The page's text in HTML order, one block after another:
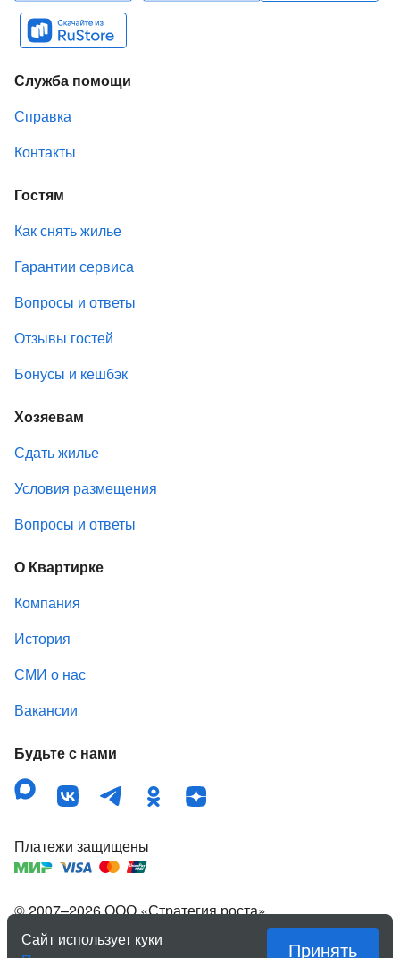
Служба помощи
Справка
Контакты
Гостям
Как снять жилье
Гарантии сервиса
Вопросы и ответы
Отзывы гостей
Бонусы и кешбэк
Хозяевам
Сдать жилье
Условия размещения
Вопросы и ответы
О Квартирке
Компания
История
СМИ о нас
Вакансии
Будьте с нами
© 2007–2026ООО «Стратегия роста»,
зарегистрированный товарный знак «Квартирка».
Правовая информация
Платежи защищены
Сайт использует куки
Принять